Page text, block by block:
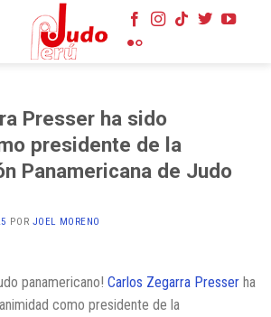
Presser ha sido
presidente de la
Panamericana de Judo
POR JOEL MORENO
panamericano! Carlos Zegarra Presser ha
como presidente de la